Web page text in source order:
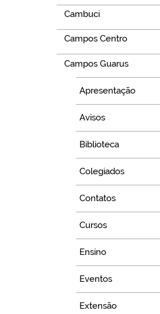
Cambuci
Campos Centro
Campos Guarus
Apresentação
Avisos
Biblioteca
Colegiados
Contatos
Cursos
Ensino
Eventos
Extensão